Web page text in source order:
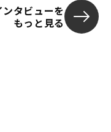
タビューを
もっと見る